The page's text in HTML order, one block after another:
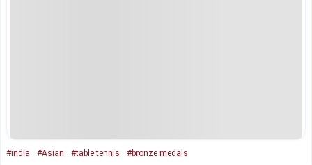
#india #Asian #table tennis #bronze medals